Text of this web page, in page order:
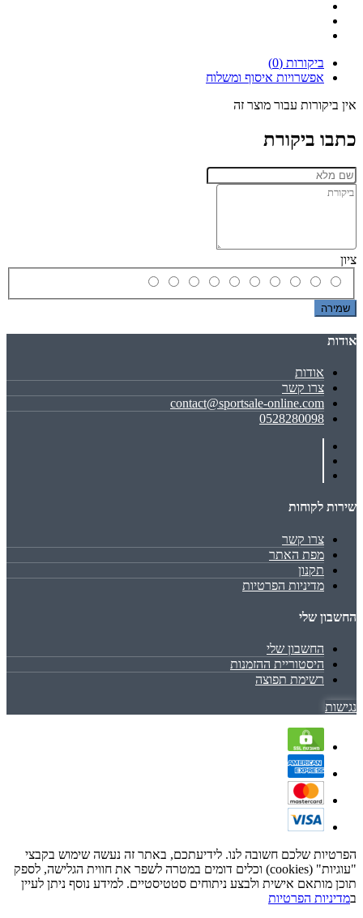
ביקורות (0)
אפשרויות איסוף ומשלוח
אין ביקורות עבור מוצר זה
כתבו ביקורת
ציון
שמירה
אודות
אודות
צרו קשר
contact@sportsale-online.com
0528280098
שירות לקוחות
צרו קשר
מפת האתר
תקנון
מדיניות הפרטיות
החשבון שלי
החשבון שלי
היסטוריית ההזמנות
רשימת תפוצה
נגישות
הפרטיות שלכם חשובה לנו. לידיעתכם, באתר זה נעשה שימוש בקבצי
"עוגיות" (cookies) וכלים דומים במטרה לשפר את חווית הגלישה, לספק
תוכן מותאם אישית ולבצע ניתוחים סטטיסטיים. למידע נוסף ניתן לעיין
במדיניות הפרטיות